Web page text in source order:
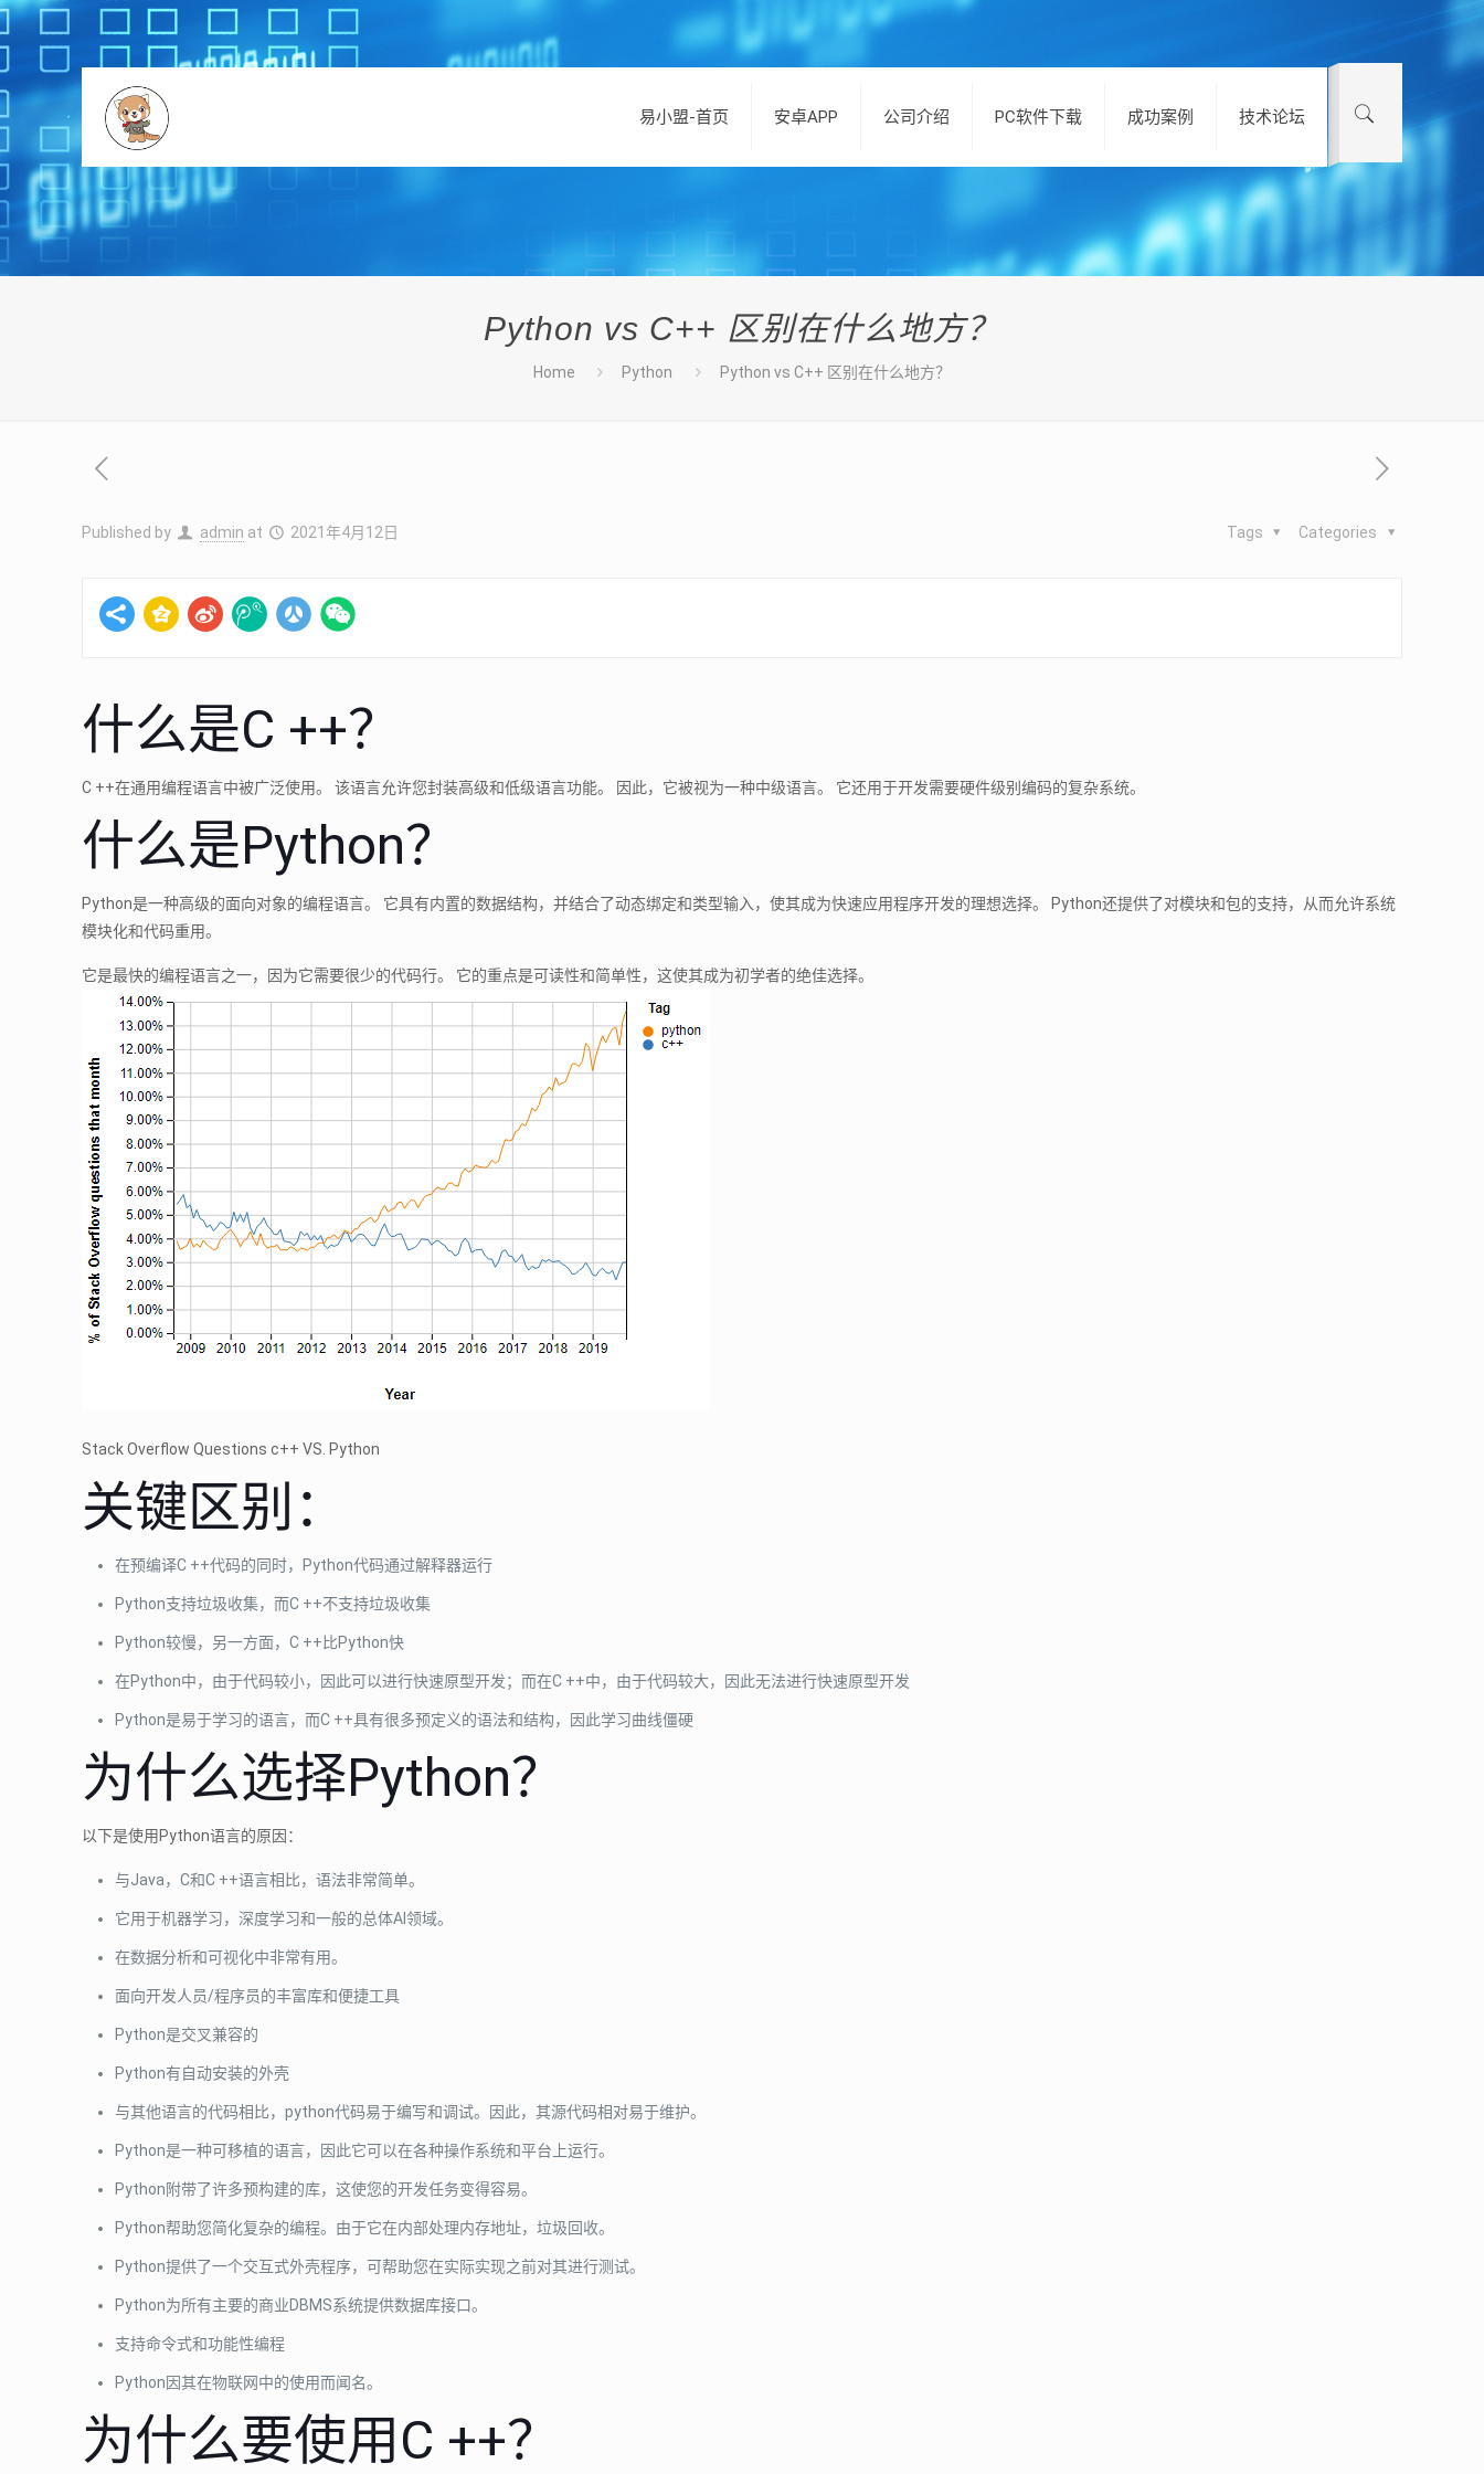
易小盟-首页 安卓APP 公司介绍 PC软件下载 成功案例 技术论坛
Python vs C++ 区别在什么地方？
Home Python Python vs C++ 区别在什么地方？
Published by admin at 2021年4月12日 Categories
Tags
什么是C ++？
C ++在通用编程语言中被广泛使用。 该语言允许您封装高级和低级语言功能。 因此，它被视为一种中级语言。 它还用于开发需要硬件级别编码的复杂系统。
什么是Python？
Python是一种高级的面向对象的编程语言。 它具有内置的数据结构，并结合了动态绑定和类型输入，使其成为快速应用程序开发的理想选择。 Python还提供了对模块和包的支持，从而允许系统
模块化和代码重用。
它是最快的编程语言之一，因为它需要很少的代码行。 它的重点是可读性和简单性，这使其成为初学者的绝佳选择。
Stack Overflow Questions c++ VS. Python
关键区别：
在预编译C ++代码的同时，Python代码通过解释器运行
Python支持垃圾收集，而C ++不支持垃圾收集
Python较慢，另一方面，C ++比Python快
在Python中，由于代码较小，因此可以进行快速原型开发；而在C ++中，由于代码较大，因此无法进行快速原型开发
Python是易于学习的语言，而C ++具有很多预定义的语法和结构，因此学习曲线僵硬
为什么选择Python？
以下是使用Python语言的原因：
与Java，C和C ++语言相比，语法非常简单。
它用于机器学习，深度学习和一般的总体AI领域。
在数据分析和可视化中非常有用。
面向开发人员/程序员的丰富库和便捷工具
Python是交叉兼容的
Python有自动安装的外壳
与其他语言的代码相比，python代码易于编写和调试。因此，其源代码相对易于维护。
Python是一种可移植的语言，因此它可以在各种操作系统和平台上运行。
Python附带了许多预构建的库，这使您的开发任务变得容易。
Python帮助您简化复杂的编程。由于它在内部处理内存地址，垃圾回收。
Python提供了一个交互式外壳程序，可帮助您在实际实现之前对其进行测试。
Python为所有主要的商业DBMS系统提供数据库接口。
支持命令式和功能性编程
Python因其在物联网中的使用而闻名。
为什么要使用C ++？